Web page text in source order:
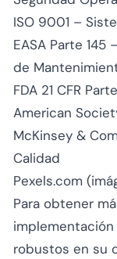
ISO 9001 –
EASA Parte
de
FDA 21 CFR
American
McKinsey &
Calidad
Pexels.com
Para obtener
robustos en su